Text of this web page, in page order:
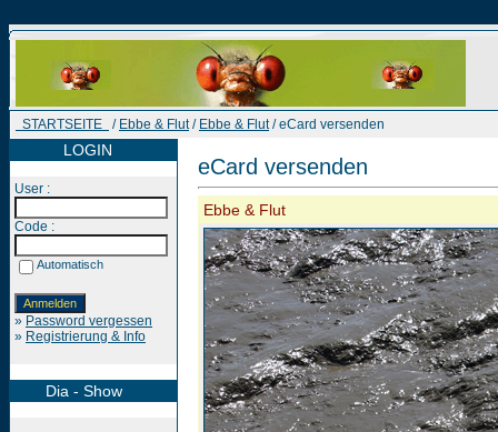
STARTSEITE / Ebbe & Flut/ Ebbe & Flut/ eCard versenden
LOGIN
User :
Code :
Automatisch
» Password vergessen
» Registrierung & Info
Dia - Show
eCard versenden
Ebbe & Flut